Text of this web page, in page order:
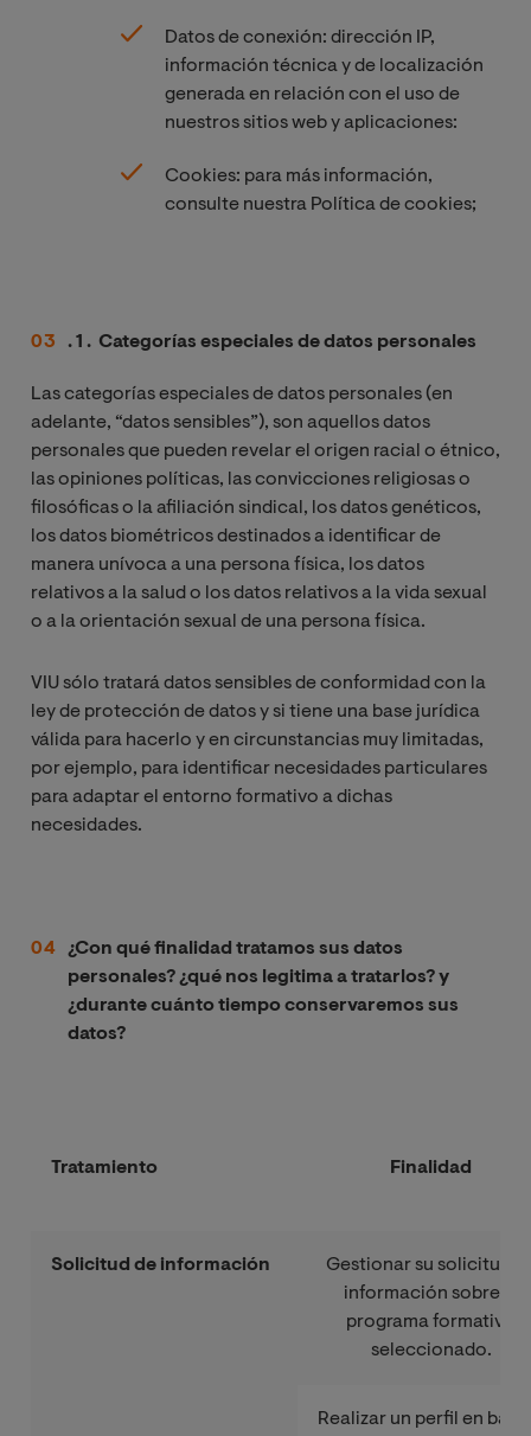
Datos de conexión: dirección IP,
información técnica y de localización
generada en relación con el uso de
nuestros sitios web y aplicaciones:
Cookies: para más información,
consulte nuestra Política de cookies;
. 1 . Categorías especiales de datos personales
Las categorías especiales de datos personales (en
adelante, “datos sensibles”), son aquellos datos
personales que pueden revelar el origen racial o étnico,
las opiniones políticas, las convicciones religiosas o
filosóficas o la afiliación sindical, los datos genéticos,
los datos biométricos destinados a identificar de
manera unívoca a una persona física, los datos
relativos a la salud o los datos relativos a la vida sexual
o a la orientación sexual de una persona física.
VIU sólo tratará datos sensibles de conformidad con la
ley de protección de datos y si tiene una base jurídica
válida para hacerlo y en circunstancias muy limitadas,
por ejemplo, para identificar necesidades particulares
para adaptar el entorno formativo a dichas
necesidades.
¿Con qué finalidad tratamos sus datos
personales? ¿qué nos legitima a tratarlos? y
¿durante cuánto tiempo conservaremos sus
datos?
Tratamiento Finalidad
Solicitud de información
Gestionar su solicitud
información sobre el
programa formativo
seleccionado.
Realizar un perfil en base